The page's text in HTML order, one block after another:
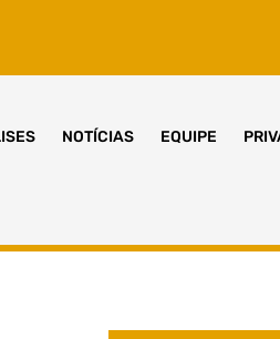
NOTÍCIAS EQUIPE